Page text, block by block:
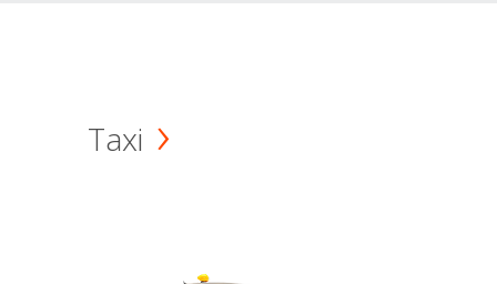
Taxi